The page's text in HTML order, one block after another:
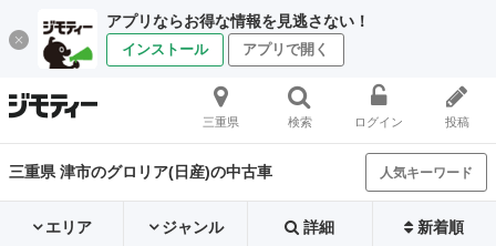
アプリならお得な情報を見逃さない！
インストール アプリで開く
三重県 検索 ログイン 投稿
三重県 津市のグロリア(日産)の中古車 人気キーワード
エリア ジャンル 詳細 新着順